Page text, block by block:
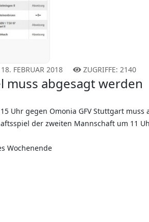
18. FEBRUAR 2018 ZUGRIFFE: 2140
muss abgesagt werden
Uhr gegen Omonia GFV Stuttgart
der zweiten Mannschaft um 11
Wochenende